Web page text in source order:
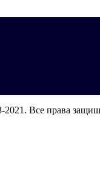
Все права